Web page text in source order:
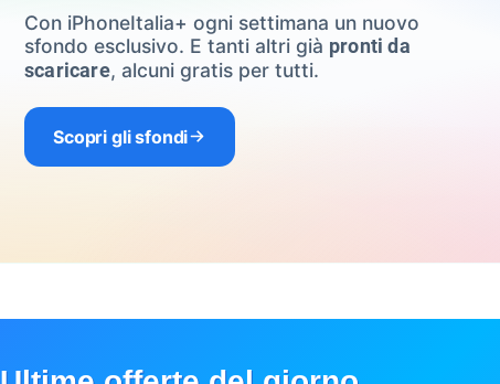
Con iPhoneItalia+ ogni settimana un nuovo
sfondo esclusivo. E tanti altri già pronti da
scaricare, alcuni gratis per tutti.
Scopri gli sfondi